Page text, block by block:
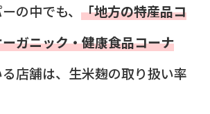
の中でも、 「地方の特産品コ
ガニック・健康食品コーナ
店舗は、生米麹の取り扱い率